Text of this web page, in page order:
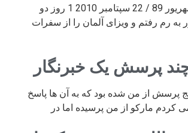
چهارشنبه 31 شهریور 89 / 22 سپتامبر 2010 1 روز دو
شهریور به رم رفتم و ویزای آلمان را از سفرات
پرسش یک خبرنگار
پرسش از من شده بود که به آن ها پاسخ
کردم مارکو از من پرسیده اما در